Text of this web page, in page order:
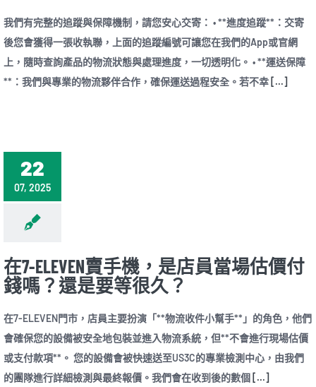
我們有完整的追蹤與保障機制，請您安心交寄： • **進度追蹤**：交寄
後您會獲得一張收執聯，上面的追蹤編號可讓您在我們的App或官網
上，隨時查詢產品的物流狀態與處理進度，一切透明化。 • **運送保障
**：我們與專業的物流夥伴合作，確保運送過程安全。若不幸 [...]
22
07, 2025
在7-ELEVEN賣手機，是店員當場估價付
錢嗎？還是要等很久？
在7-ELEVEN門市，店員主要扮演「**物流收件小幫手**」的角色，他們
會確保您的設備被安全地包裝並進入物流系統，但**不會進行現場估價
或支付款項**。 您的設備會被快速送至US3C的專業檢測中心，由我們
的團隊進行詳細檢測與最終報價。我們會在收到後的數個 [...]